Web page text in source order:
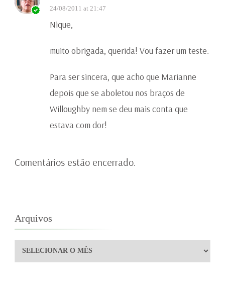
24/08/2011 at 21:47
Nique,
muito obrigada, querida! Vou fazer um teste.
Para ser sincera, que acho que Marianne
depois que se aboletou nos braços de
Willoughby nem se deu mais conta que
estava com dor!
Comentários estão encerrado.
Arquivos
Arquivos